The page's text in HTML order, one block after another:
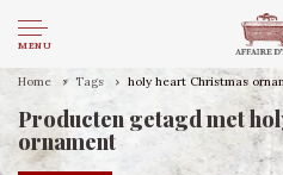
MENU
Home Tags holy heart Christmas
Producten getagd met
ornament